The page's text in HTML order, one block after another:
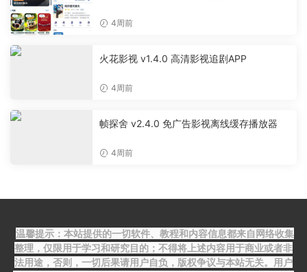
4周前
火花影视 v1.4.0 高清影视追剧APP
4周前
帧探舍 v2.4.0 免广告影视离线缓存播放器
4周前
温馨提示：本站提供的一切软件、教程和内容信息都来自网络收集
整理，仅限用于学习和研究目的；不得将上述内容用于商业或者非
法用途，否则，一切后果请用户自负，版权争议与本站无关。用户